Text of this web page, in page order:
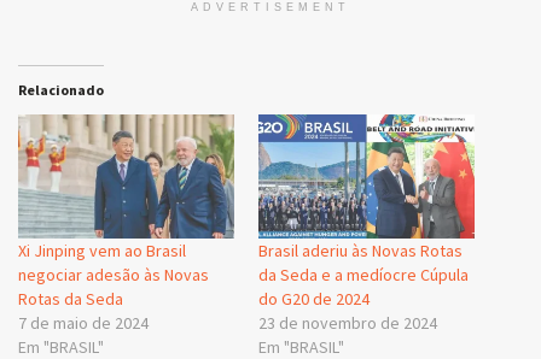
ADVERTISEMENT
Relacionado
Xi Jinping vem ao Brasil
negociar adesão às Novas
Rotas da Seda
7 de maio de 2024
Em "BRASIL"
Brasil aderiu às Novas Rotas
da Seda e a medíocre Cúpula
do G20 de 2024
23 de novembro de 2024
Em "BRASIL"